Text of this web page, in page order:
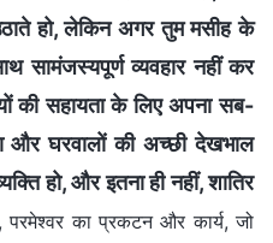
हो, लेकिन अगर तुम मसीह के
सामंजस्यपूर्ण व्यवहार नहीं कर
की सहायता के लिए अपना सब-
और घरवालों की अच्छी देखभाल
हो, और इतना ही नहीं, शातिर
का प्रकटन और कार्य, जो